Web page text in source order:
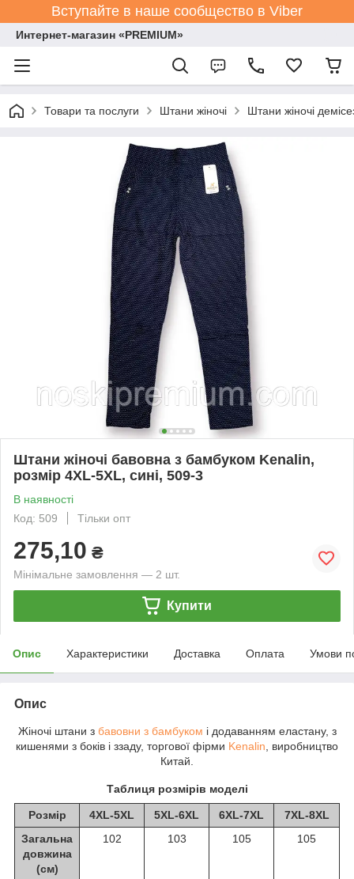
Вступайте в наше сообщество в Viber
Интернет-магазин «PREMIUM»
Товари та послуги Штани жіночі Штани жіночі
Штани жіночі бавовна з бамбуком Kenalin,
розмір 4XL-5XL, сині, 509-3
В наявності
Код: 509
Тільки опт
275,10 ₴
Мінімальне замовлення — 2 шт.
Купити
Опис Характеристики Доставка Оплата Умови
Опис
Жіночі штани з бавовни з бамбуком і додаванням еластану, з
кишенями з боків і ззаду, торгової фірми Kenalin , виробництво
Китай.
Таблиця розмірів моделі
Розмір 4XL-5XL 5XL-6XL 6XL-7XL
7XL-8XL
Загальна
довжина
(см)
102 103 105 105